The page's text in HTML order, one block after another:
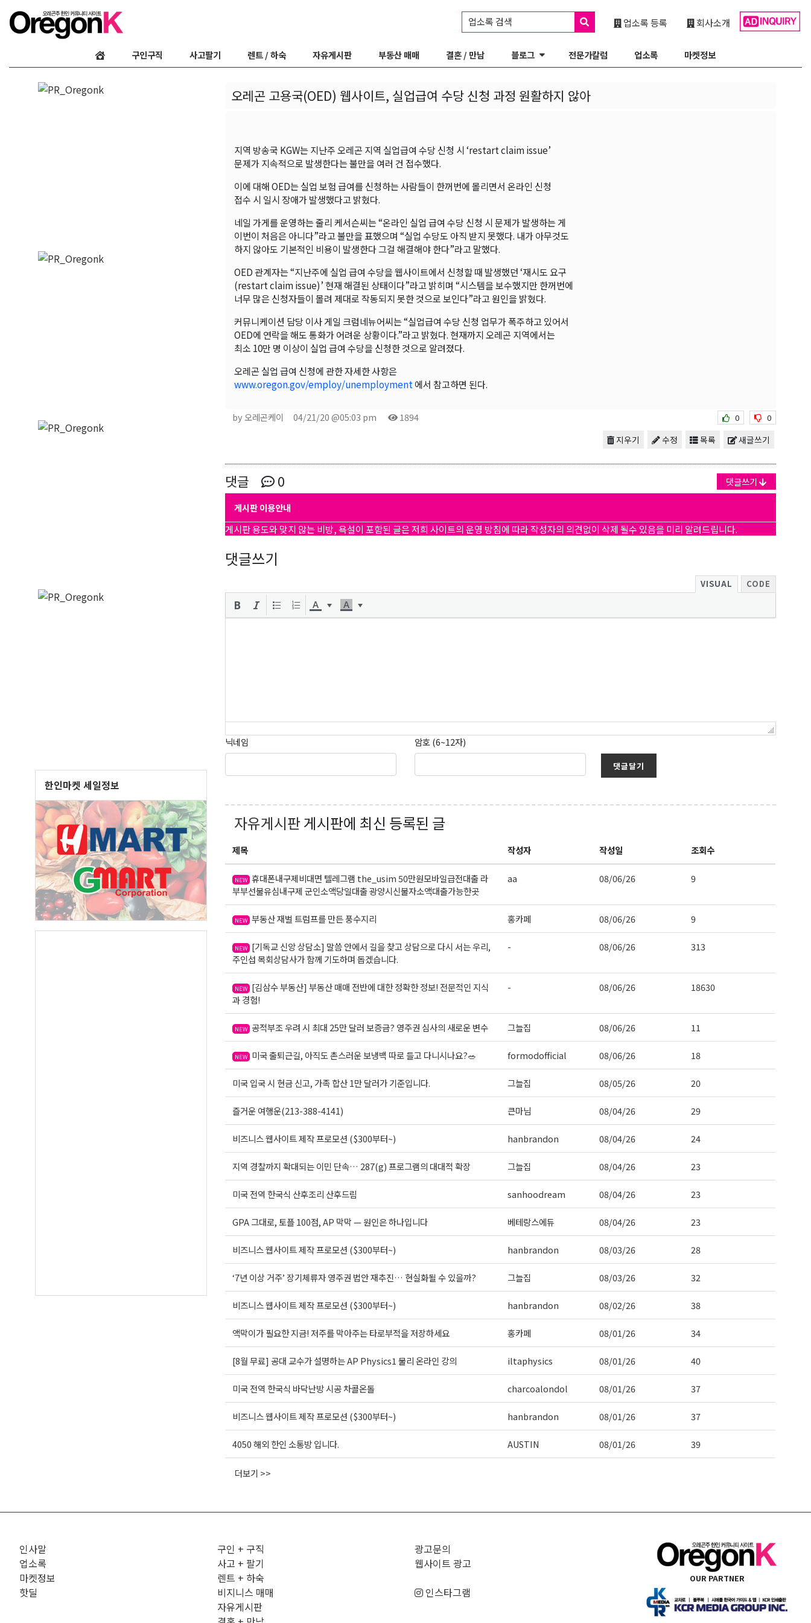
회사소개
업소록 등록
업소록 검색
구인구직 사고팔기 렌트 / 하숙 자유게시판 부동산 매매 결혼 / 만남 블로그 전문가칼럼 업소록 마켓정보
한인마켓 세일정보
오레곤 고용국(OED) 웹사이트, 실업급여 수당 신청 과정 원활하지 않아
지역 방송국 KGW는 지난주 오레곤 지역 실업급여 수당 신청 시 ‘restart claim issue’
문제가 지속적으로 발생한다는 불만을 여러 건 접수했다.
이에 대해 OED는 실업 보험 급여를 신청하는 사람들이 한꺼번에 몰리면서 온라인 신청
접수 시 일시 장애가 발생했다고 밝혔다.
네일 가게를 운영하는 줄리 케서슨씨는 “온라인 실업 급여 수당 신청 시 문제가 발생하는 게
이번이 처음은 아니다”라고 불만을 표했으며 “실업 수당도 아직 받지 못했다. 내가 아무것도
하지 않아도 기본적인 비용이 발생한다 그걸 해결해야 한다”라고 말했다.
OED 관계자는 “지난주에 실업 급여 수당을 웹사이트에서 신청할 때 발생했던 ‘재시도 요구
(restart claim issue)’ 현재 해결된 상태이다”라고 밝히며 “시스템을 보수했지만 한꺼번에
너무 많은 신청자들이 몰려 제대로 작동되지 못한 것으로 보인다”라고 원인을 밝혔다.
커뮤니케이션 담당 이사 게일 크럼네뉴어씨는 “실업급여 수당 신청 업무가 폭주하고 있어서
OED에 연락을 해도 통화가 어려운 상황이다.”라고 밝혔다. 현재까지 오레곤 지역에서는
최소 10만 명 이상이 실업 급여 수당을 신청한 것으로 알려졌다.
오레곤 실업 급여 신청에 관한 자세한 사항은
www.oregon.gov/employ/unemployment 에서 참고하면 된다.
by 오레곤케이 04/21/20 @05:03 pm 1894 0 0
새글쓰기
목록
수정
지우기
댓글 0 댓글쓰기
게시판 이용안내
게시판 용도와 맞지 않는 비방, 욕설이 포함된 글은 저희 사이트의 운영 방침에 따라 작성자의 의견없이 삭제 될수 있음을 미리 알려드립니다.
댓글쓰기
VISUAL CODE
닉네임 암호 (6~12자)
댓글달기
자유게시판게시판에 최신 등록된 글
제목 작성자 작성일 조회수
NEW 휴대폰내구제비대면 텔레그램 the_usim 50만원모바일급전대출 라
부부선불유심내구제 군인소액당일대출 광양시신불자소액대출가능한곳
aa 08/06/26 9
NEW 부동산 재벌 트럼프를 만든 풍수지리 홍카페 08/06/26 9
NEW [기독교 신앙 상담소] 말씀 안에서 길을 찾고 상담으로 다시 서는 우리,
주인섭 목회상담사가 함께 기도하며 돕겠습니다.
- 08/06/26 313
NEW [김삼수 부동산] 부동산 매매 전반에 대한 정확한 정보! 전문적인 지식
과 경험!
- 08/06/26 18630
NEW 공적부조 우려 시 최대 25만 달러 보증금? 영주권 심사의 새로운 변수 그늘집 08/06/26 11
NEW 미국 출퇴근길, 아직도 촌스러운 보냉백 따로 들고 다니시나요?🥗 formodofficial 08/06/26 18
미국 입국 시 현금 신고, 가족 합산 1만 달러가 기준입니다. 그늘집 08/05/26 20
즐거운 여행운(213-388-4141) 큰마님 08/04/26 29
비즈니스 웹사이트 제작 프로모션 ($300부터~) hanbrandon 08/04/26 24
지역 경찰까지 확대되는 이민 단속… 287(g) 프로그램의 대대적 확장 그늘집 08/04/26 23
미국 전역 한국식 산후조리 산후드림 sanhoodream 08/04/26 23
GPA 그대로, 토플 100점, AP 막막 — 원인은 하나입니다 베테랑스에듀 08/04/26 23
비즈니스 웹사이트 제작 프로모션 ($300부터~) hanbrandon 08/03/26 28
‘7년 이상 거주’ 장기체류자 영주권 법안 재추진… 현실화될 수 있을까? 그늘집 08/03/26 32
비즈니스 웹사이트 제작 프로모션 ($300부터~) hanbrandon 08/02/26 38
액막이가 필요한 지금! 저주를 막아주는 타로부적을 저장하세요 홍카페 08/01/26 34
[8월 무료] 공대 교수가 설명하는 AP Physics1 물리 온라인 강의 iltaphysics 08/01/26 40
미국 전역 한국식 바닥난방 시공 차콜온돌 charcoalondol 08/01/26 37
비즈니스 웹사이트 제작 프로모션 ($300부터~) hanbrandon 08/01/26 37
4050 해외 한인 소통방 입니다. AUSTIN 08/01/26 39
더보기 >>
인사말
업소록
마켓정보
핫딜
구인 + 구직
사고 + 팔기
렌트 + 하숙
비지니스 매매
자유게시판
광고문의
웹사이트 광고
인스타그램
OUR PARTNER
매주 오레곤K 뉴스레터를 통해 다양한 로컬소식과 오레곤 한인 사회 정보를 받아
보실수 있습니다.
Email
Last Name
By submitting this form, you are consenting to receive KCR Media Group from: KCR Media Group, 23416 Hwy 99
Suite A, Edmonds, WA, 98026, US, https://wowseattle.com. You can revoke your consent to receive emails at any time
by using the SafeUnsubscribe® link, found at the bottom of every email.Emails are serviced by Constant Contact.
Our Privacy Policy.
오레곤K 뉴스레터 구독하기!